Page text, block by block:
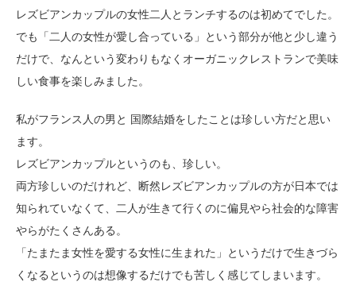
レズビアンカップルの女性二人とランチするのは初めてでした。
でも「二人の女性が愛し合っている」という部分が他と少し違う
だけで、なんという変わりもなくオーガニックレストランで美味
しい食事を楽しみました。
私がフランス人の男と 国際結婚をしたことは珍しい方だと思い
ます。
レズビアンカップルというのも、珍しい。
両方珍しいのだけれど、断然レズビアンカップルの方が日本では
知られていなくて、二人が生きて行くのに偏見やら社会的な障害
やらがたくさんある。
「たまたま女性を愛する女性に生まれた」というだけで生きづら
くなるというのは想像するだけでも苦しく感じてしまいます。